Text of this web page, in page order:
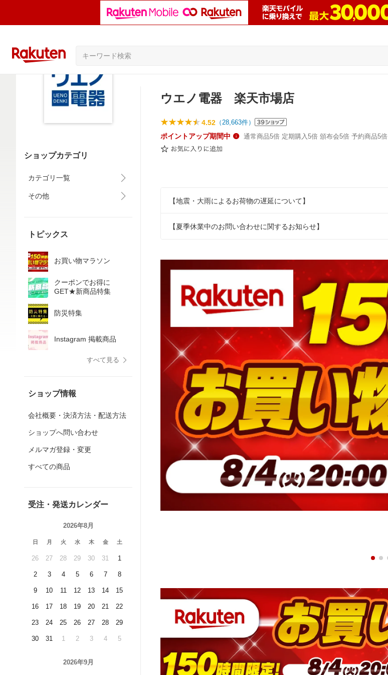
ショップカテゴリ
カテゴリ一覧
その他
トピックス
お買い物マラソン
クーポンでお得に
GET★新商品特集
防災特集
Instagram 掲載商品
すべて見る
ショップ情報
会社概要・決済方法・配送方法
ショップへ問い合わせ
メルマガ登録・変更
すべての商品
受注・発送カレンダー
2026年8月
日 月 火 水 木 金 土
26 27 28 29 30 31 1
2 3 4 5 6 7 8
9 10 11 12 13 14 15
16 17 18 19 20 21 22
23 24 25 26 27 28 29
30 31 1 2 3 4 5
2026年9月
ウエノ電器 楽天市場店
4.52 （28,663件）
ポイントアップ期間中 通常商品5倍 定期購入5倍 頒布会5倍 予約商品5倍
【地震・大雨によるお荷物の遅延について】
【夏季休業中のお問い合わせに関するお知らせ】